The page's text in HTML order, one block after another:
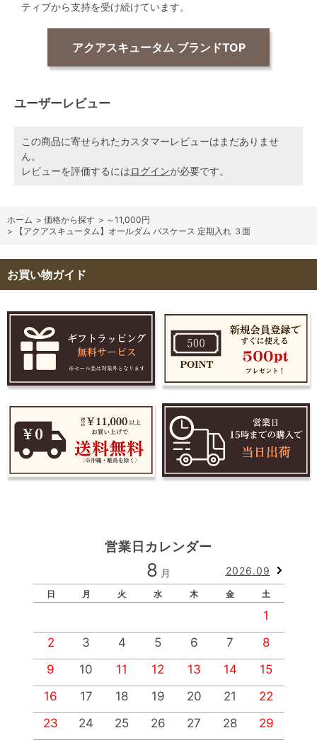
ティブから支持を受け続けています。
アクアスキュータム ブランドTOP
ユーザーレビュー
この商品に寄せられたカスタマーレビューはまだありませ
ん。
レビューを評価するにはログインが必要です。
ホーム > 価格から探す > ～11,000円
>
【アクアスキュータム】オールダム パスケース 定期入れ ３面
お買い物ガイド
営業日カレンダー
8 月 2026.09
日 月 火 水 木 金 土
1
2
3 4 5 6 7
8
9
10 11 12 13 14
15
16
17 18 19 20 21
22
23
24 25 26 27 28 29